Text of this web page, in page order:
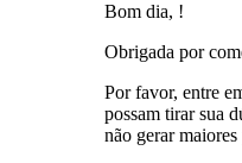
Bom dia, !
Obrigada por
Por favor, entre
possam tirar sua
não gerar